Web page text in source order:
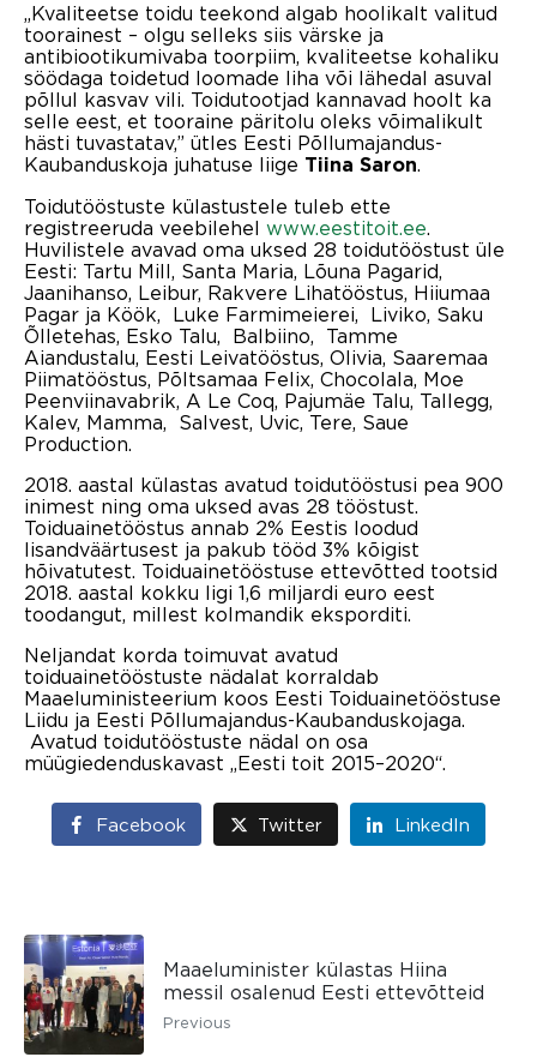
„Kvaliteetse toidu teekond algab hoolikalt valitud
toorainest – olgu selleks siis värske ja
antibiootikumivaba toorpiim, kvaliteetse kohaliku
söödaga toidetud loomade liha või lähedal asuval
põllul kasvav vili. Toidutootjad kannavad hoolt ka
selle eest, et tooraine päritolu oleks võimalikult
hästi tuvastatav,” ütles Eesti Põllumajandus-
Kaubanduskoja juhatuse liige Tiina Saron.
Toidutööstuste külastustele tuleb ette
registreeruda veebilehel www.eestitoit.ee.
Huvilistele avavad oma uksed 28 toidutööstust üle
Eesti: Tartu Mill, Santa Maria, Lõuna Pagarid,
Jaanihanso, Leibur, Rakvere Lihatööstus, Hiiumaa
Pagar ja Köök, Luke Farmimeierei, Liviko, Saku
Õlletehas, Esko Talu, Balbiino, Tamme
Aiandustalu, Eesti Leivatööstus, Olivia, Saaremaa
Piimatööstus, Põltsamaa Felix, Chocolala, Moe
Peenviinavabrik, A Le Coq, Pajumäe Talu, Tallegg,
Kalev, Mamma, Salvest, Uvic, Tere, Saue
Production.
2018. aastal külastas avatud toidutööstusi pea 900
inimest ning oma uksed avas 28 tööstust.
Toiduainetööstus annab 2% Eestis loodud
lisandväärtusest ja pakub tööd 3% kõigist
hõivatutest. Toiduainetööstuse ettevõtted tootsid
2018. aastal kokku ligi 1,6 miljardi euro eest
toodangut, millest kolmandik eksporditi.
Neljandat korda toimuvat avatud
toiduainetööstuste nädalat korraldab
Maaeluministeerium koos Eesti Toiduainetööstuse
Liidu ja Eesti Põllumajandus-Kaubanduskojaga.
Avatud toidutööstuste nädal on osa
müügiedenduskavast „Eesti toit 2015–2020“.
Facebook Twitter LinkedIn
Maaeluminister külastas Hiina
messil osalenud Eesti ettevõtteid
Previous